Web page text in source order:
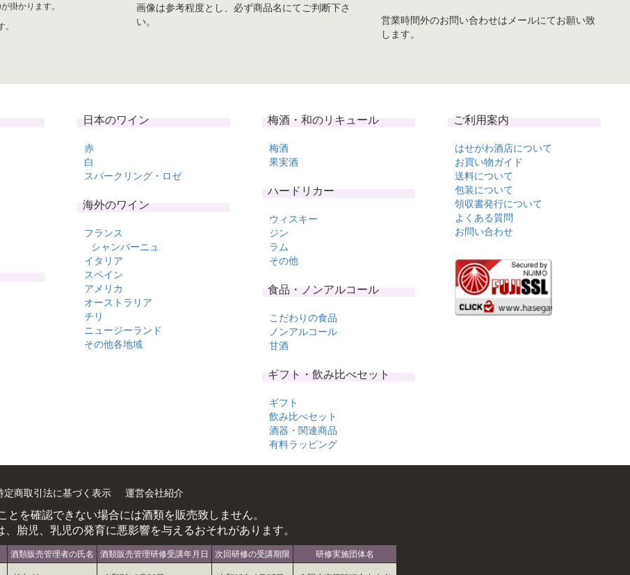
掛かります。
画像は参考程度とし、必ず商品名にてご判断下さ
い。
営業時間外のお問い合わせはメールにてお願い致
します。
日本のワイン
赤
白
スパークリング・ロゼ
海外のワイン
フランス
シャンパーニュ
イタリア
スペイン
アメリカ
オーストラリア
チリ
ニュージーランド
その他各地域
梅酒・和のリキュール
梅酒
果実酒
ハードリカー
ウィスキー
ジン
ラム
その他
食品・ノンアルコール
こだわりの食品
ノンアルコール
甘酒
ギフト・飲み比べセット
ギフト
飲み比べセット
酒器・関連商品
有料ラッピング
ご利用案内
はせがわ酒店について
お買い物ガイド
送料について
包装について
領収書発行について
よくある質問
お問い合わせ
定商取引法に基づく表示 運営会社紹介
とを確認できない場合には酒類を販売致しません。
胎児、乳児の発育に悪影響を与えるおそれがあります。
酒類販売管理者の氏名 酒類販売管理研修受講年月日 次回研修の受講期限 研修実施団体名